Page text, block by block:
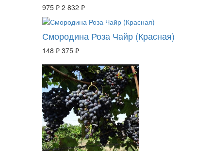
975 ₽ 2 832 ₽
Смородина Роза Чайр (Красная)
148 ₽ 375 ₽